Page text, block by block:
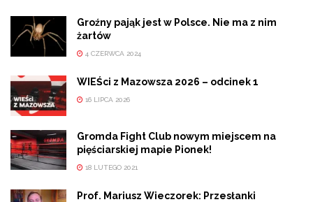
Groźny pająk jest w Polsce. Nie ma z nim
żartów
4 CZERWCA 2024
WIEŚci z Mazowsza 2026 – odcinek 1
16 LIPCA 2026
Gromda Fight Club nowym miejscem na
pięściarskiej mapie Pionek!
18 LUTEGO 2021
Prof. Mariusz Wieczorek: Przesłanki